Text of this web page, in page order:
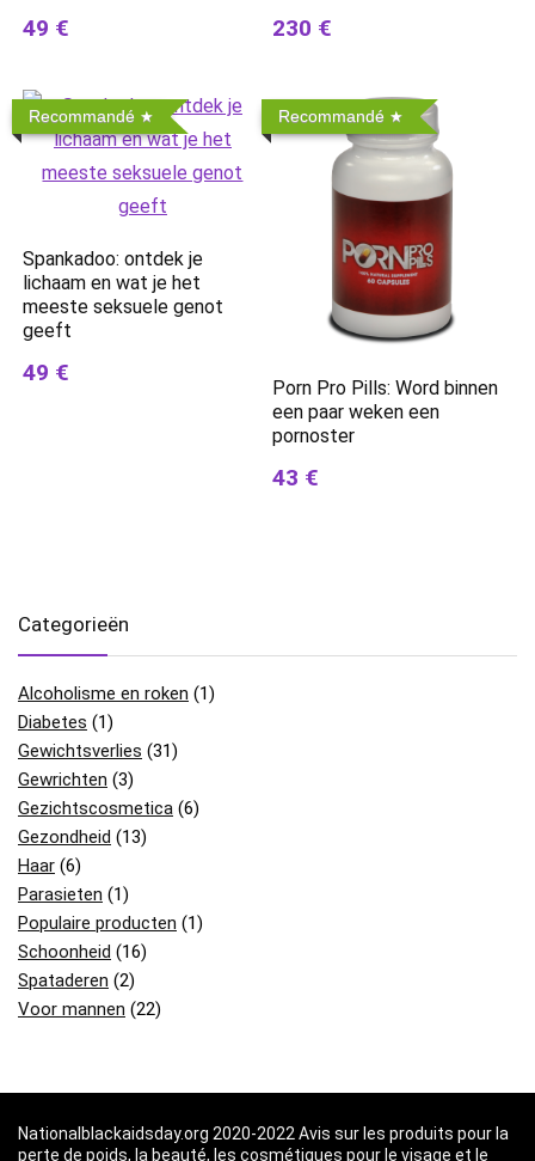
49 € 230 €
Recommandé
Spankadoo: ontdek je
lichaam en wat je het
meeste seksuele genot
geeft
49 €
Recommandé
Porn Pro Pills: Word binnen
een paar weken een
pornoster
43 €
Categorieën
Alcoholisme en roken (1)
Diabetes (1)
Gewichtsverlies (31)
Gewrichten (3)
Gezichtscosmetica (6)
Gezondheid (13)
Haar (6)
Parasieten (1)
Populaire producten (1)
Schoonheid (16)
Spataderen (2)
Voor mannen (22)
Nationalblackaidsday.org 2020-2022 Avis sur les produits pour la
perte de poids, la beauté, les cosmétiques pour le visage et le